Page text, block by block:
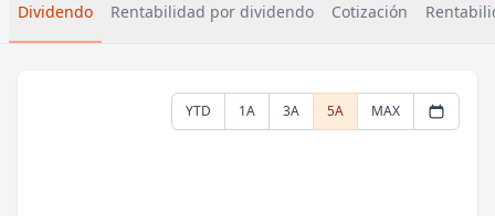
Dividendo Rentabilidad por dividendo Cotización
YTD 1A 3A 5A MAX